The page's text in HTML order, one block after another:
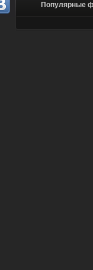
Популярные